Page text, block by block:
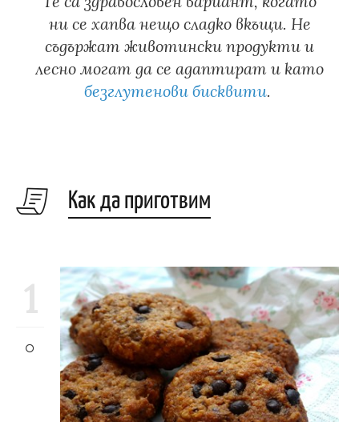
ни се хапва нещо сладко вкъщи. Не
съдържат животински продукти и
лесно могат да се адаптират и като
безглутенови бисквити.
Как да приготвим
1